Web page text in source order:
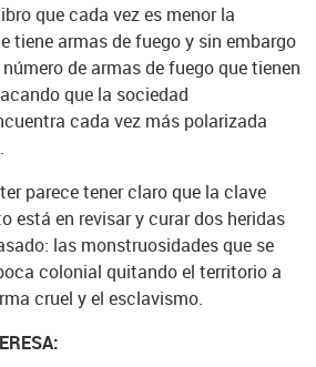
que cada vez es menor la
tiene armas de fuego y sin embargo
de armas de fuego que tienen
que la sociedad
cada vez más polarizada
parece tener claro que la clave
está en revisar y curar dos heridas
las monstruosidades que se
colonial quitando el territorio a
cruel y el esclavismo.